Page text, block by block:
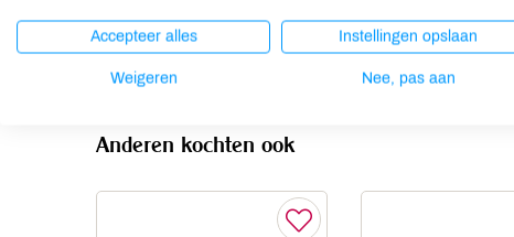
Noten
niet aanwezig
Anderen kochten ook
Accepteer alles Instellingen opslaan
Weigeren Nee, pas aan